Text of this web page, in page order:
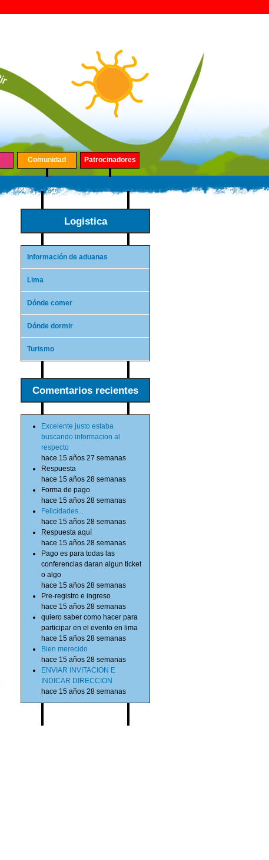
Comunidad Patrocinadores
Logistica
Información de aduanas
Lima
Dónde comer
Dónde dormir
Turismo
Comentarios recientes
Excelente justo estaba
buscando informacion al
respecto
hace 15 años 27 semanas
Respuesta
hace 15 años 28 semanas
Forma de pago
hace 15 años 28 semanas
Felicidades...
hace 15 años 28 semanas
Respuesta aquí
hace 15 años 28 semanas
Pago es para todas las
conferencias daran algun ticket
o algo
hace 15 años 28 semanas
Pre-registro e ingreso
hace 15 años 28 semanas
quiero saber como hacer para
participar en el evento en lima
hace 15 años 28 semanas
Bien merecido
hace 15 años 28 semanas
ENVIAR INVITACION E
INDICAR DIRECCION
hace 15 años 28 semanas